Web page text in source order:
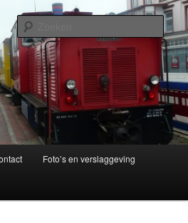
Oer 't Spoar
Foto’s en verslaggeving